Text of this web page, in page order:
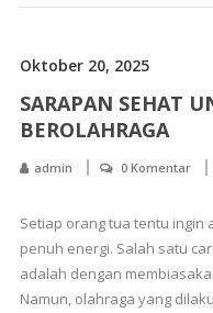
Oktober 20, 2025
SARAPAN SEHAT
BEROLAHRAGA
admin 0 Komentar
Setiap orang tua tentu ingin
penuh energi. Salah satu
adalah dengan
Namun, olahraga yang